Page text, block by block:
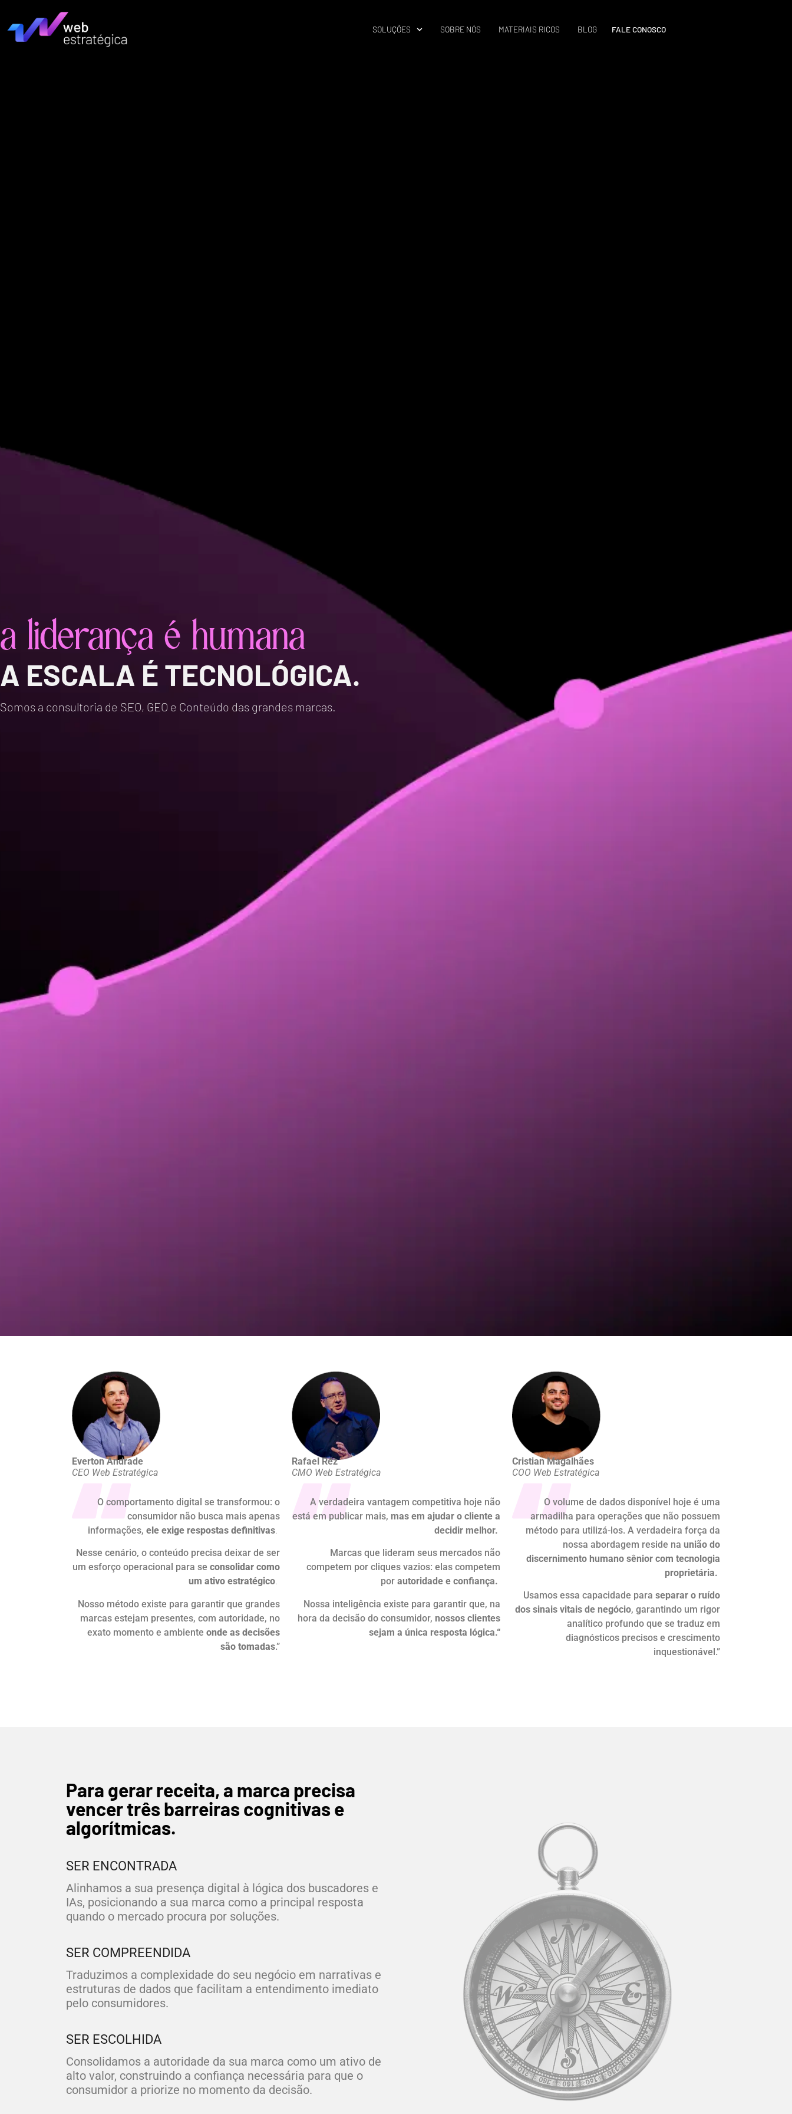
SOLUÇÕES SOBRE NÓS MATERIAIS RICOS BLOG FALE CONOSCO
a liderança é humana
A ESCALA É TECNOLÓGICA.
Somos a consultoria de SEO, GEO e Conteúdo das grandes marcas.
Everton Andrade
CEO Web Estratégica
O comportamento digital se transformou: o
consumidor não busca mais apenas
informações, ele exige respostas definitivas
Nesse cenário, o conteúdo precisa deixar de ser
um esforço operacional para se consolidar como
um ativo estratégico.
Nosso método existe para garantir que grandes
marcas estejam presentes, com autoridade, no
exato momento e ambienteonde as decisões
são tomadas.”
Rafael Rez
CMO Web Estratégica
A verdadeira vantagem competitiva hoje não
está em publicar mais, mas em ajudar o cliente a
decidir melhor.
Marcas que lideram seus mercados não
competem por cliques vazios: elas competem
por autoridade e confiança.
Nossa inteligência existe para garantir que, na
hora da decisão do consumidor, nossos clientes
sejam a única resposta lógica.“
Cristian Magalhães
COO Web Estratégica
O volume de dados disponível hoje é uma
armadilha para operações que não possuem
método para utilizá-los. A verdadeira força da
nossa abordagem reside na união do
discernimento humano sênior com tecnologia
proprietária.
Usamos essa capacidade para separar o ruído
dos sinais vitais de negócio, garantindo um rigor
analítico profundo que se traduz em
diagnósticos precisos e crescimento
inquestionável.”
Para gerar receita, a marca precisa
vencer três barreiras cognitivas e
algorítmicas.
SER ENCONTRADA
Alinhamos a sua presença digital à lógica dos buscadores e
IAs, posicionando a sua marca como a principal resposta
quando o mercado procura por soluções.
SER COMPREENDIDA
Traduzimos a complexidade do seu negócio em narrativas e
estruturas de dados que facilitam a entendimento imediato
pelo consumidores.
SER ESCOLHIDA
Consolidamos a autoridade da sua marca como um ativo de
alto valor, construindo a confiança necessária para que o
consumidor a priorize no momento da decisão.